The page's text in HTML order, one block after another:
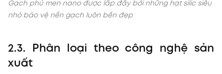
Gạch phủ men nano được lấp đầy bởi những hạt silic siêu
nhỏ bảo vệ nền gạch luôn bền đẹp
2.3. Phân loại theo công nghệ sản
xuất